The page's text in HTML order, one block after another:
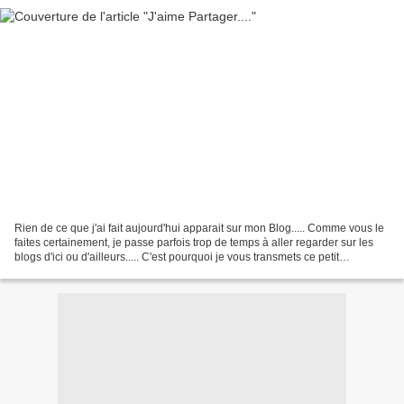
Rien de ce que j'ai fait aujourd'hui apparait sur mon Blog..... Comme vous le
faites certainement, je passe parfois trop de temps à aller regarder sur les
blogs d'ici ou d'ailleurs..... C'est pourquoi je vous transmets ce petit